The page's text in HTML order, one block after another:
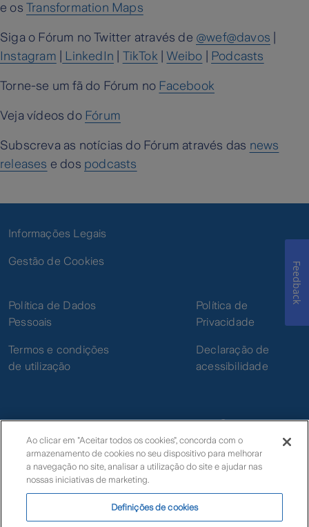
e os Transformation Maps
Siga o Fórum no Twitter através de @wef@davos
Instagram
LinkedIn TikTok |Weibo Podcasts
Torne-se um fã do Fórum no Facebook
Veja vídeos do Fórum
Subscreva as notícias do Fórum através das news
releases e dos podcasts
Informações Legais
Gestão de Cookies
Política de Dados
Pessoais
Termos e condições
de utilização
Política de
Privacidade
Declaração de
acessibilidade
© Zurich
Feedback
Ao clicar em "Aceitar todos os cookies", concorda com o
armazenamento de cookies no seu dispositivo para melhorar
a navegação no site, analisar a utilização do site e ajudar nas
nossas iniciativas de marketing.
Definições de cookies